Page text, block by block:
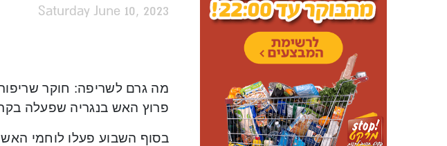
Saturday June 10, 2023
מה גרם לשריפה: חוקר
פרוץ האש בנגריה שפעלה
בסוף השבוע פעלו לוחמי האש